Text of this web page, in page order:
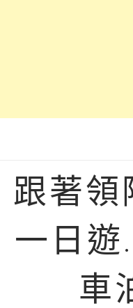
跟著領
一日遊
車